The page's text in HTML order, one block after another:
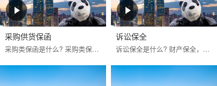
采购供货保函
采购类保函是什么? 采购类保函一般在采购供货项目中出现得比较多，通常有投标保函、履约保函、预付款保函、质量保修保函等。 采购类保函的做用 采购类保函主要保证业主方的...
诉讼保全
诉讼保全是什么? 财产保全，是指人民法院在利害关系人起诉前或者当事人起诉后，为保障将来的生效判决能够得到执行或者避免财产遭受损失，对当事人的财产或者争议的标的物，...